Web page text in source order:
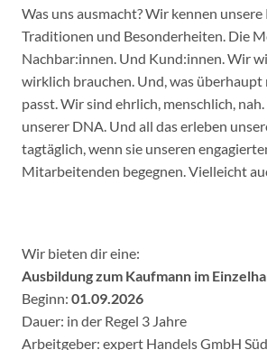
Was uns ausmacht? Wir kennen unsere
Traditionen und Besonderheiten. Die
Nachbar:innen. Und Kund:innen. Wir
wirklich brauchen. Und, was überhaupt
passt. Wir sind ehrlich, menschlich,
unserer DNA. Und all das erleben
tagtäglich, wenn sie unseren
Mitarbeitenden begegnen. Vielleicht
Wir bieten dir eine:
Ausbildung zum Kaufmann im
Beginn: 01.09.2026
Dauer: in der Regel 3 Jahre
Arbeitgeber: expert Handels GmbH